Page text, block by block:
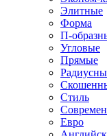
Элитные
Форма
П-
Угловые
Прямые
Стиль
Евро